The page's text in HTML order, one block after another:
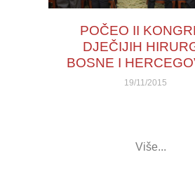
POČEO II
DJEČIJIH
BOSNE I
19/11/2015
Više...